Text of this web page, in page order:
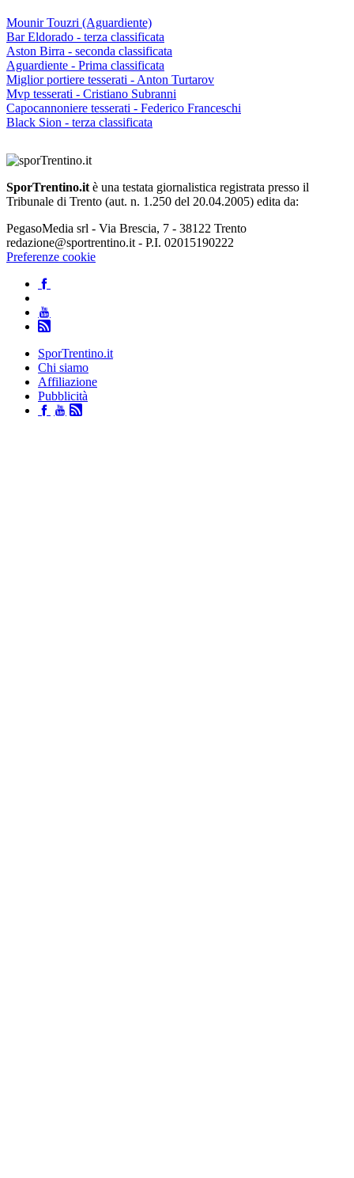
Mounir Touzri (Aguardiente)
Bar Eldorado - terza classificata
Aston Birra - seconda classificata
Aguardiente - Prima classificata
Miglior portiere tesserati - Anton Turtarov
Mvp tesserati - Cristiano Subranni
Capocannoniere tesserati - Federico Franceschi
Black Sion - terza classificata
SporTrentino.it è una testata giornalistica registrata presso il
Tribunale di Trento (aut. n. 1.250 del 20.04.2005) edita da:
PegasoMedia srl - Via Brescia, 7 - 38122 Trento
redazione@sportrentino.it - P.I. 02015190222
Preferenze cookie
SporTrentino.it
Chi siamo
Affiliazione
Pubblicità